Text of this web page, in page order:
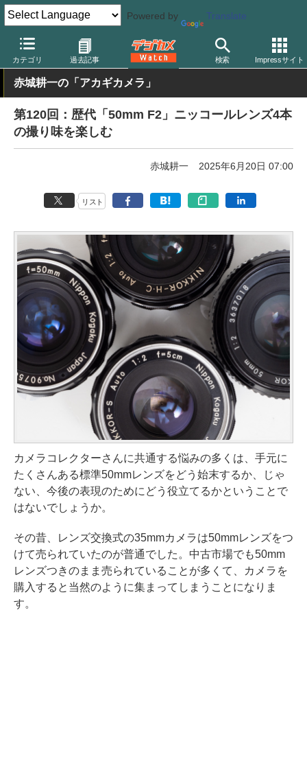
Powered by Translate
カテゴリ 過去記事 検索 Impressサイト
デジカメ Watch レンズ 交換レンズ ニコン
赤城耕一の「アカギカメラ」
第120回：歴代「50mm F2」ニッコールレンズ4本
の撮り味を楽しむ
赤城耕一 2025年6月20日 07:00
リスト
カメラコレクターさんに共通する悩みの多くは、手元に
たくさんある標準50mmレンズをどう始末するか、じゃ
ない、今後の表現のためにどう役立てるかということで
はないでしょうか。
その昔、レンズ交換式の35mmカメラは50mmレンズをつ
けて売られていたのが普通でした。中古市場でも50mm
レンズつきのまま売られていることが多くて、カメラを
購入すると当然のように集まってしまうことになりま
す。